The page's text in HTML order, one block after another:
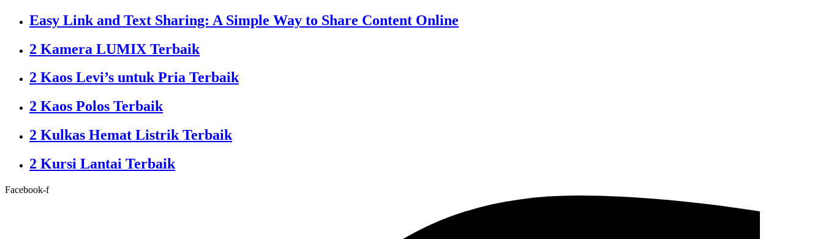
Easy Link and Text Sharing: A Simple Way to Share Content Online
2 Kamera LUMIX Terbaik
2 Kaos Levi’s untuk Pria Terbaik
2 Kaos Polos Terbaik
2 Kulkas Hemat Listrik Terbaik
2 Kursi Lantai Terbaik
Facebook-f